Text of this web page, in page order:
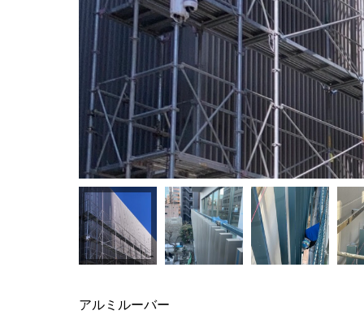
アルミルーバー